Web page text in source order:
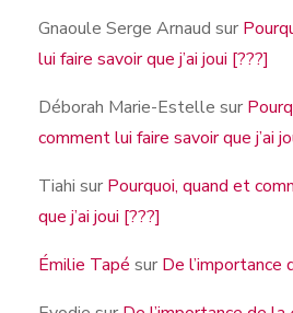
Gnaoule Serge Arnaud sur
lui faire savoir que j’ai joui [???]
Déborah Marie-Estelle sur
comment lui faire savoir que j’ai
Tiahi sur Pourquoi, quand et
que j’ai joui [???]
Émilie Tapé sur De l’importance